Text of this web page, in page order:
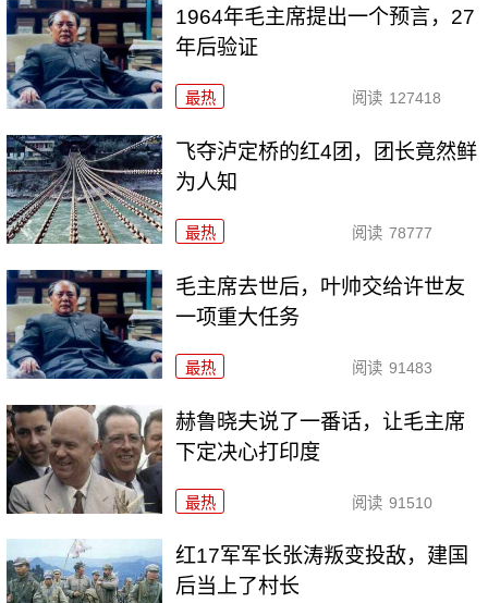
1964年毛主席提出一个预言，27
年后验证
最热 阅读 127418
飞夺泸定桥的红4团，团长竟然鲜
为人知
最热 阅读 78777
毛主席去世后，叶帅交给许世友
一项重大任务
最热 阅读 91483
赫鲁晓夫说了一番话，让毛主席
下定决心打印度
最热 阅读 91510
红17军军长张涛叛变投敌，建国
后当上了村长